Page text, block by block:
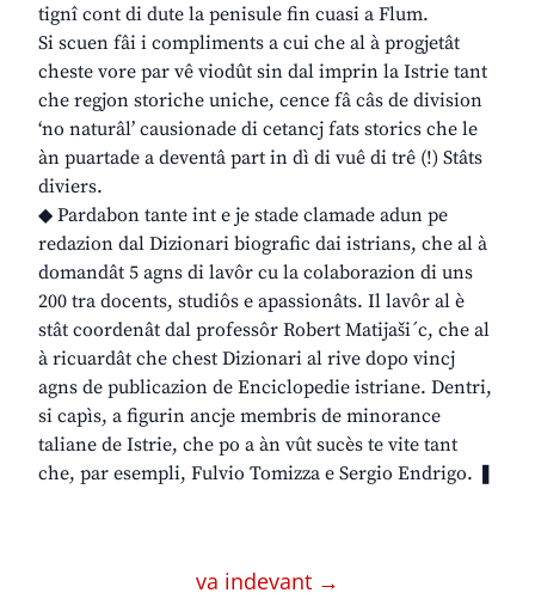
tignî cont di dute la penisule fin cuasi a Flum.
Si scuen fâi i compliments a cui che al à progjetât
cheste vore par vê viodût sin dal imprin la Istrie tant
che regjon storiche uniche, cence fâ câs de division
‘no naturâl’ causionade di cetancj fats storics che le
àn puartade a deventâ part in dì di vuê di trê (!) Stâts
diviers.
◆ Pardabon tante int e je stade clamade adun pe
redazion dal Dizionari biografic dai istrians, che al à
domandât 5 agns di lavôr cu la colaborazion di uns
200 tra docents, studiôs e apassionâts. Il lavôr al è
stât coordenât dal professôr Robert Matijaši´c, che al
à ricuardât che chest Dizionari al rive dopo vincj
agns de publicazion de Enciclopedie istriane. Dentri,
si capìs, a figurin ancje membris de minorance
taliane de Istrie, che po a àn vût sucès te vite tant
che, par esempli, Fulvio Tomizza e Sergio Endrigo. ❚
va indevant →